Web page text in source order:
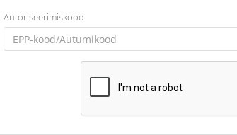
Autoriseerimiskood